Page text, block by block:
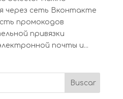
через сеть Вконтакте
промокодов
привязки
почты и...